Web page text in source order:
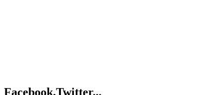
Facebook,Twitter...